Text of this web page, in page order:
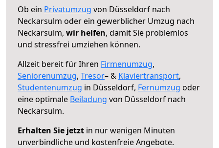
Ob ein Privatumzug von Düsseldorf nach
Neckarsulm oder ein gewerblicher Umzug nach
Neckarsulm, wir helfen, damit Sie problemlos
und stressfrei umziehen können.
Allzeit bereit für Ihren Firmenumzug,
Seniorenumzug, Tresor– & Klaviertransport,
Studentenumzug in Düsseldorf, Fernumzug oder
eine optimale Beiladung von Düsseldorf nach
Neckarsulm.
Erhalten Sie jetzt in nur wenigen Minuten
unverbindliche und kostenfreie Angebote.